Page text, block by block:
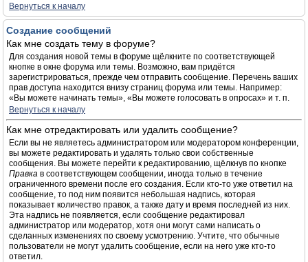
Вернуться к началу
Создание сообщений
Как мне создать тему в форуме?
Для создания новой темы в форуме щёлкните по соответствующей
кнопке в окне форума или темы. Возможно, вам придётся
зарегистрироваться, прежде чем отправить сообщение. Перечень ваших
прав доступа находится внизу страниц форума или темы. Например:
«Вы можете начинать темы», «Вы можете голосовать в опросах» и т. п.
Вернуться к началу
Как мне отредактировать или удалить сообщение?
Если вы не являетесь администратором или модератором конференции,
вы можете редактировать и удалять только свои собственные
сообщения. Вы можете перейти к редактированию, щёлкнув по кнопке
Правка в соответствующем сообщении, иногда только в течение
ограниченного времени после его создания. Если кто-то уже ответил на
сообщение, то под ним появится небольшая надпись, которая
показывает количество правок, а также дату и время последней из них.
Эта надпись не появляется, если сообщение редактировал
администратор или модератор, хотя они могут сами написать о
сделанных изменениях по своему усмотрению. Учтите, что обычные
пользователи не могут удалить сообщение, если на него уже кто-то
ответил.